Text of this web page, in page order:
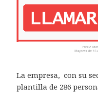
La empresa, con su
plantilla de 286